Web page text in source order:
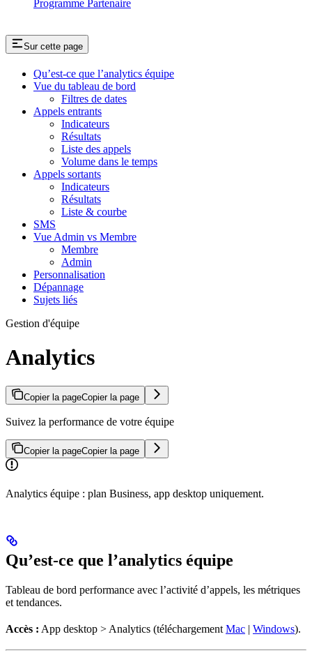
Programme Partenaire
Sur cette page
Qu’est-ce que l’analytics équipe
Vue du tableau de bord
Filtres de dates
Appels entrants
Indicateurs
Résultats
Liste des appels
Volume dans le temps
Appels sortants
Indicateurs
Résultats
Liste & courbe
SMS
Vue Admin vs Membre
Membre
Admin
Personnalisation
Dépannage
Sujets liés
Gestion d'équipe
Analytics
Copier la pageCopier la page
Suivez la performance de votre équipe
Copier la pageCopier la page
Analytics équipe : plan Business, app desktop uniquement.
Qu’est-ce que l’analytics équipe
Tableau de bord performance avec l’activité d’appels, les métriques
et tendances.
Accès : App desktop > Analytics (téléchargementMac Windows).